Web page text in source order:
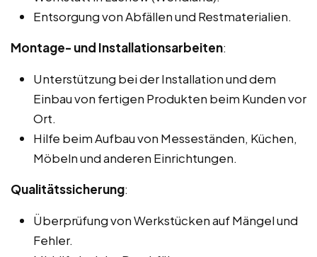
Entsorgung von Abfällen und Restmaterialien.
Montage- und Installationsarbeiten:
Unterstützung bei der Installation und dem
Einbau von fertigen Produkten beim Kunden vor
Ort.
Hilfe beim Aufbau von Messeständen, Küchen,
Möbeln und anderen Einrichtungen.
Qualitätssicherung:
Überprüfung von Werkstücken auf Mängel und
Fehler.